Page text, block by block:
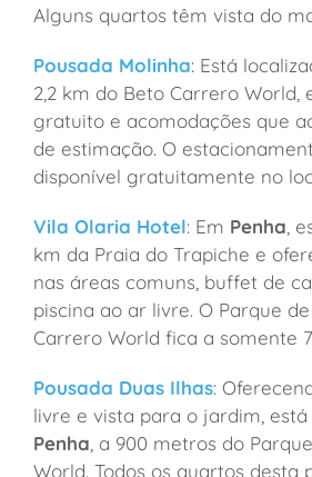
Alguns quartos têm vista do
Pousada Molinha: Está
2,2 km do Beto Carrero World,
gratuito e acomodações que
de estimação. O
disponível gratuitamente no
Vila Olaria Hotel: Em Penha ,
km da Praia do Trapiche e
nas áreas comuns, buffet de
piscina ao ar livre. O Parque
Carrero World fica a somente
Pousada Duas Ilhas:
livre e vista para o jardim, está
Penha , a 900 metros do
World. Todos os quartos desta